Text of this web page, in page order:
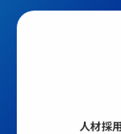
人材採